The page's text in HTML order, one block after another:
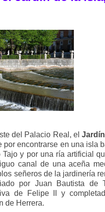
del Palacio Real, el
por encontrarse en una isla
Tajo y por una ría artificial
canal de una aceña
señeros de la jardinería
por Juan Bautista de
de Felipe II y
de Herrera.